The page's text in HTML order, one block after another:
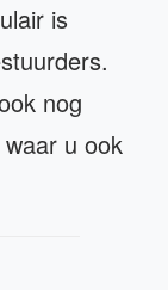
is
nog
u ook